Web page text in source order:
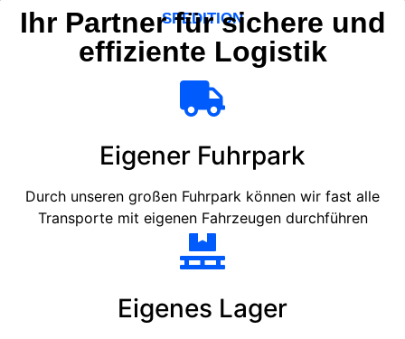
SPEDITION
Ihr Partner für sichere und
effiziente Logistik
Eigener Fuhrpark
Durch unseren großen Fuhrpark können wir fast alle
Transporte mit eigenen Fahrzeugen durchführen
Eigenes Lager